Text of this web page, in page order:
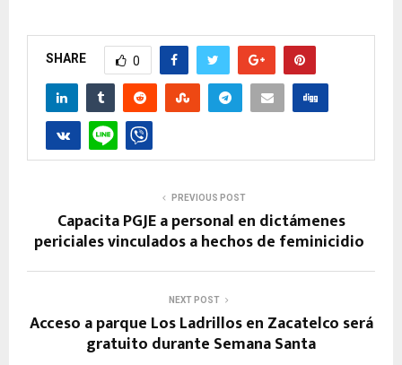
SHARE 0
PREVIOUS POST
Capacita PGJE a personal en dictámenes
periciales vinculados a hechos de feminicidio
NEXT POST
Acceso a parque Los Ladrillos en Zacatelco será
gratuito durante Semana Santa